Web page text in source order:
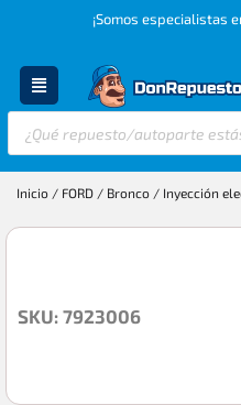
¡Somos especialistas
Inicio / FORD / Bronco / Inyección
SKU: 7923006